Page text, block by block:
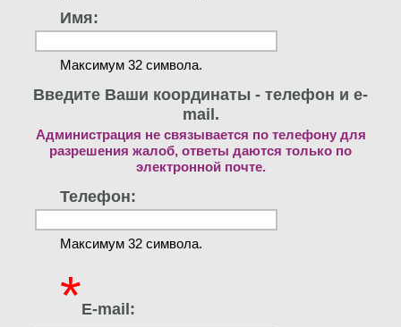
Имя:
Максимум 32 символа.
Введите Ваши координаты - телефон и e-
mail.
Администрация не связывается по телефону для
разрешения жалоб, ответы даются только по
электронной почте.
Телефон:
Максимум 32 символа.
*E-mail: